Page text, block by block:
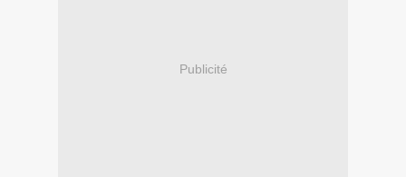
Publicité